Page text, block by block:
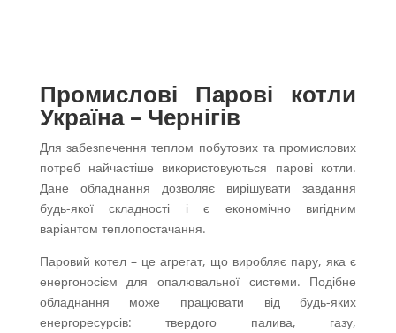
Промислові Парові котли
Україна – Чернігів
Для забезпечення теплом побутових та промислових
потреб найчастіше використовуються парові котли.
Дане обладнання дозволяє вирішувати завдання
будь-якої складності і є економічно вигідним
варіантом теплопостачання.
Паровий котел – це агрегат, що виробляє пару, яка є
енергоносієм для опалювальної системи. Подібне
обладнання може працювати від будь-яких
енергоресурсів: твердого палива, газу,